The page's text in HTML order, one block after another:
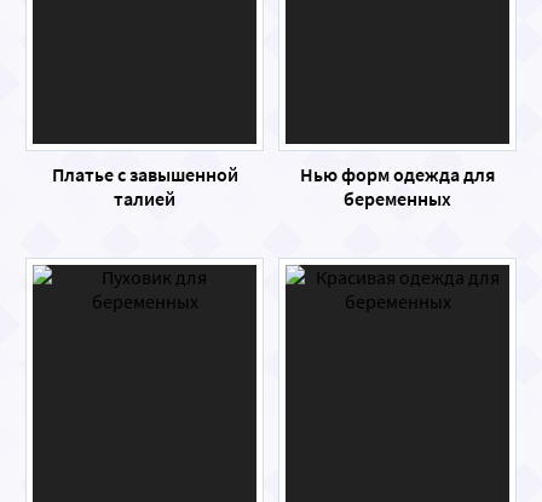
Платье с завышенной
талией
Нью форм одежда для
беременных